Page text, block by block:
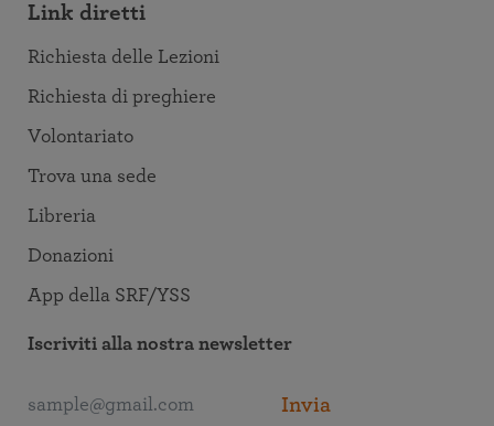
Link diretti
Richiesta delle Lezioni
Richiesta di preghiere
Volontariato
Trova una sede
Libreria
Donazioni
App della SRF/YSS
Iscriviti alla nostra newsletter
Invia